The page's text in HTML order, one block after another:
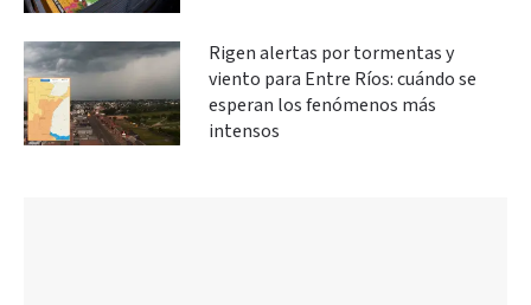
Rigen alertas por tormentas y
viento para Entre Ríos: cuándo se
esperan los fenómenos más
intensos